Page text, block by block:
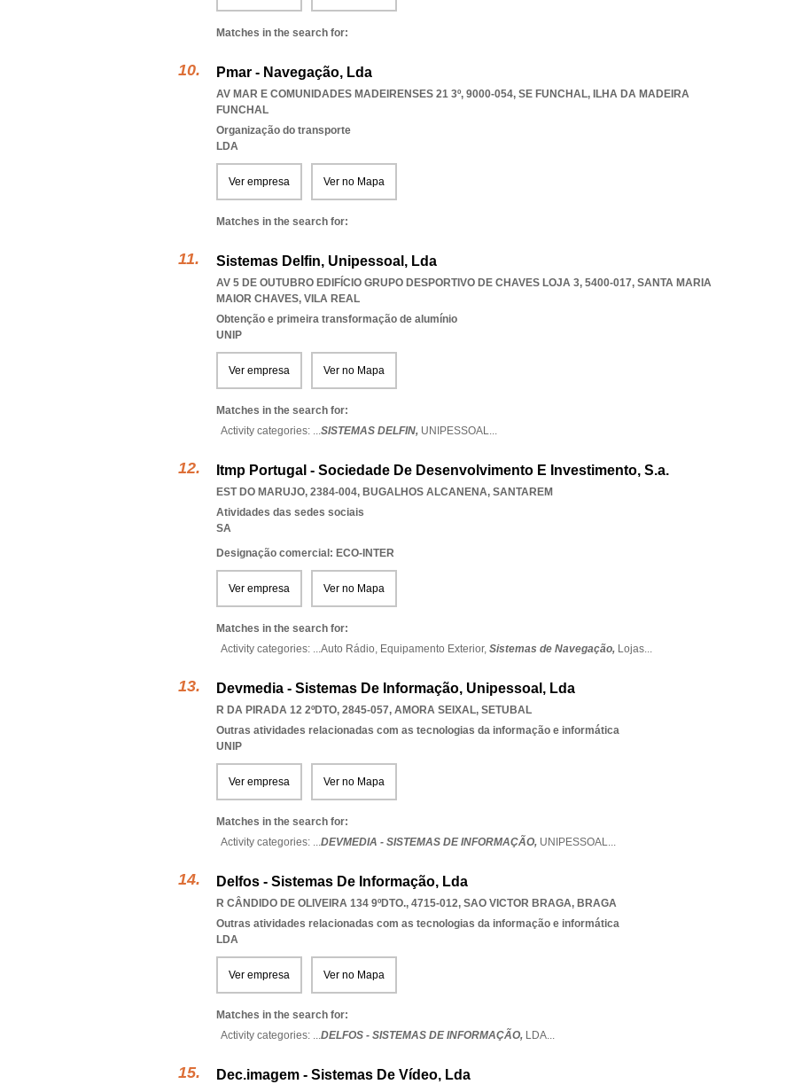
Matches in the search for:
Pmar - Navegação, Lda
AV MAR E COMUNIDADES MADEIRENSES 21 3º, 9000-054, SE FUNCHAL, ILHA DA MADEIRA
FUNCHAL
Organização do transporte
LDA
Ver empresa Ver no Mapa
Matches in the search for:
Sistemas Delfin, Unipessoal, Lda
AV 5 DE OUTUBRO EDIFÍCIO GRUPO DESPORTIVO DE CHAVES LOJA 3, 5400-017, SANTA MARIA
MAIOR CHAVES, VILA REAL
Obtenção e primeira transformação de alumínio
UNIP
Ver empresa Ver no Mapa
Matches in the search for:
Activity categories: ...SISTEMAS DELFIN, UNIPESSOAL...
Itmp Portugal - Sociedade De Desenvolvimento E Investimento, S.a.
EST DO MARUJO, 2384-004, BUGALHOS ALCANENA, SANTAREM
Atividades das sedes sociais
SA
Designação comercial: ECO-INTER
Ver empresa Ver no Mapa
Matches in the search for:
Activity categories: ...Auto Rádio, Equipamento Exterior, Sistemas de Navegação, Lojas...
Devmedia - Sistemas De Informação, Unipessoal, Lda
R DA PIRADA 12 2ºDTO, 2845-057, AMORA SEIXAL, SETUBAL
Outras atividades relacionadas com as tecnologias da informação e informática
UNIP
Ver empresa Ver no Mapa
Matches in the search for:
Activity categories: ...DEVMEDIA - SISTEMAS DE INFORMAÇÃO, UNIPESSOAL...
Delfos - Sistemas De Informação, Lda
R CÂNDIDO DE OLIVEIRA 134 9ºDTO., 4715-012, SAO VICTOR BRAGA, BRAGA
Outras atividades relacionadas com as tecnologias da informação e informática
LDA
Ver empresa Ver no Mapa
Matches in the search for:
Activity categories: ...DELFOS - SISTEMAS DE INFORMAÇÃO, LDA...
Dec.imagem - Sistemas De Vídeo, Lda